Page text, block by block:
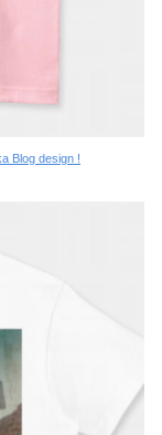
Blog design !